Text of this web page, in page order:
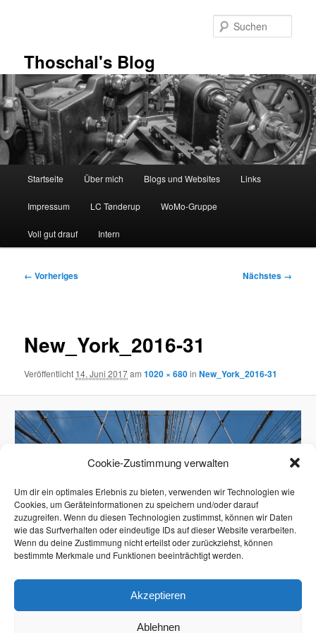
Cookie-Zustimmung verwalten
Um dir ein optimales Erlebnis zu bieten, verwenden wir Technologien wie
Cookies, um Geräteinformationen zu speichern und/oder darauf
zuzugreifen. Wenn du diesen Technologien zustimmst, können wir Daten
wie das Surfverhalten oder eindeutige IDs auf dieser Website verarbeiten.
Wenn du deine Zustimmung nicht erteilst oder zurückziehst, können
bestimmte Merkmale und Funktionen beeinträchtigt werden.
Akzeptieren
Ablehnen
Thoschal's Blog
Startseite Über mich Blogs und Websites Links
Impressum LC Tønderup WoMo-Gruppe
Voll gut drauf Intern
Bilder-
← Vorheriges Nächstes →
New_York_2016-31
Veröffentlicht 14. Juni 2017am1020 × 680inNew_York_2016-31